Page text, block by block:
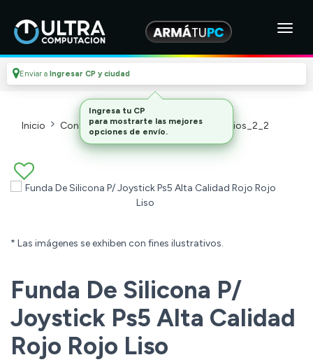
Enviar a Ingresar CP y ciudad
Inicio Consolas Y Videojuegos_2 Accesorios_2_2
* Las imágenes se exhiben con fines ilustrativos.
Funda De Silicona P/
Joystick Ps5 Alta Calidad
Rojo Rojo Liso